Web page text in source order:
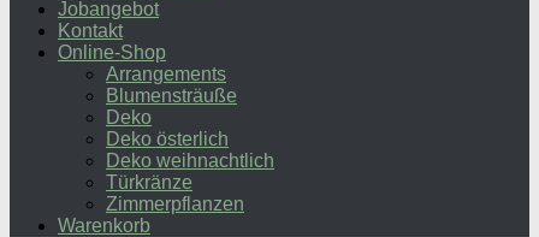
Jobangebot
Kontakt
Online-Shop
Arrangements
Blumensträuße
Deko
Deko österlich
Deko weihnachtlich
Türkränze
Zimmerpflanzen
Warenkorb